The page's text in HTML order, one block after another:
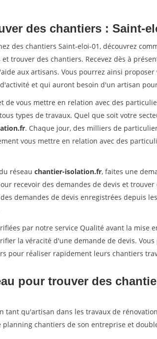
des chantiers : Saint-
des chantiers Saint-eloi-01, découvrez
trouver des chantiers. Recevez dès à
aux artisans. Vous pourrez ainsi proposer
et qui auront besoin d'un artisan
de vous mettre en relation avec des
types de travaux. Quel que soit votre
. Chaque jour, des milliers de
vous mettre en relation avec des
réseau chantier-isolation.fr, faites une
recevoir des demandes de devis et trouver
demandes de devis enregistrées depuis
par notre service Qualité avant la mise
la véracité d'une demande de devis.
pour réaliser rapidement leurs chantiers
pour trouver des
tant qu'artisan dans les travaux de
chantiers de son entreprise et